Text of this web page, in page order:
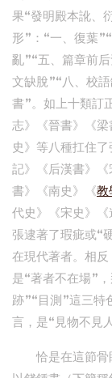
果“發明殿本訛、
形”：“一、復葉
亂”“五、篇章前
文缺脫”“八、校
書”。如上十類訂
志》《晉書》《
史》等八種扛住
記》《后漢書》
書》《南史》《教
代史》《宋史》
張逮著了瑕疵或“
在現代著者。相
是“著者不在場”
跡”“目測”這三特
言，是“見物不見人
恰是在這節骨